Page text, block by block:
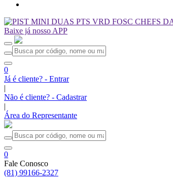
Baixe já nosso APP
0
Já é cliente? - Entrar
|
Não é cliente? - Cadastrar
|
Área do Representante
0
Fale Conosco
(81) 99166-2327